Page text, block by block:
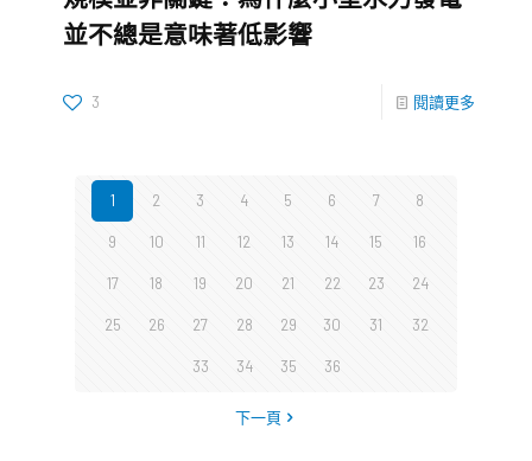
並不總是意味著低影響
3 閱讀更多
1 2 3 4 5 6 7 8
9 10 11 12 13 14 15 16
17 18 19 20 21 22 23 24
25 26 27 28 29 30 31 32
33 34 35 36
下一頁